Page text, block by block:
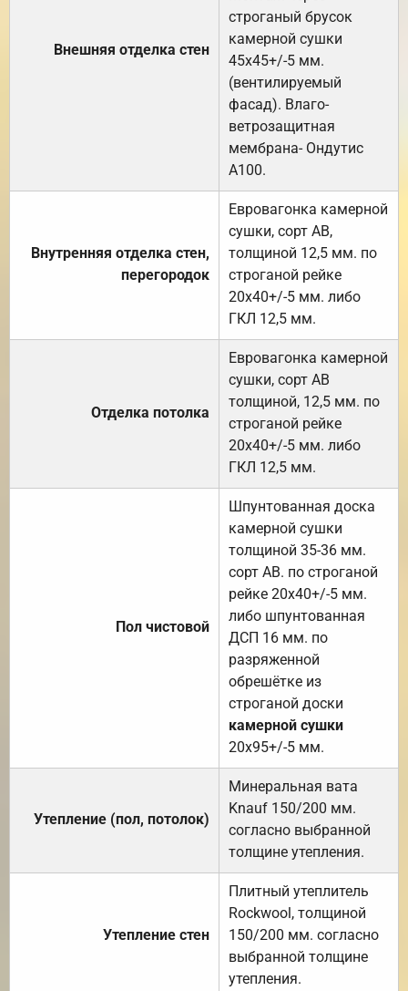
Внешняя отделка стен
строганый брусок
камерной сушки
45х45+/-5 мм.
(вентилируемый
фасад). Влаго-
ветрозащитная
мембрана- Ондутис
А100.
Внутренняя отделка стен,
перегородок
Евровагонка камерной
сушки, сорт АВ,
толщиной 12,5 мм. по
строганой рейке
20х40+/-5 мм. либо
ГКЛ 12,5 мм.
Отделка потолка
Евровагонка камерной
сушки, сорт АВ
толщиной, 12,5 мм. по
строганой рейке
20х40+/-5 мм. либо
ГКЛ 12,5 мм.
Пол чистовой
Шпунтованная доска
камерной сушки
толщиной 35-36 мм.
сорт АВ. по строганой
рейке 20х40+/-5 мм.
либо шпунтованная
ДСП 16 мм. по
разряженной
обрешётке из
строганой доски
камерной сушки
20х95+/-5 мм.
Утепление (пол, потолок)
Минеральная вата
Knauf 150/200 мм.
согласно выбранной
толщине утепления.
Утепление стен
Плитный утеплитель
Rockwool, толщиной
150/200 мм. согласно
выбранной толщине
утепления.